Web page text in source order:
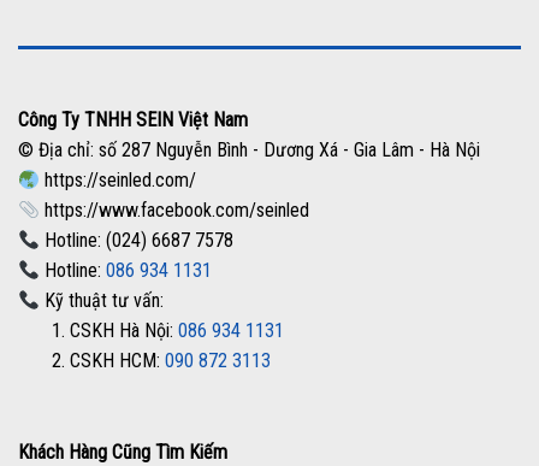
Công Ty TNHH SEIN Việt Nam
© Địa chỉ: số 287 Nguyễn Bình - Dương Xá - Gia Lâm - Hà Nội
https://seinled.com/
https://www.facebook.com/seinled
Hotline: (024) 6687 7578
Hotline:086 934 1131
Kỹ thuật tư vấn:
1. CSKH Hà Nội: 086 934 1131
2. CSKH HCM: 090 872 3113
Khách Hàng Cũng Tìm Kiếm